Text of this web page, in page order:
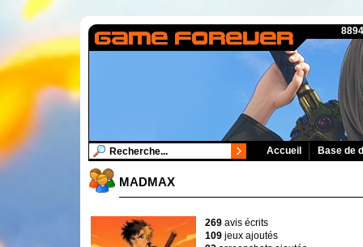
Accueil Base de
MADMAX
269 avis écrits
109 jeux ajoutés